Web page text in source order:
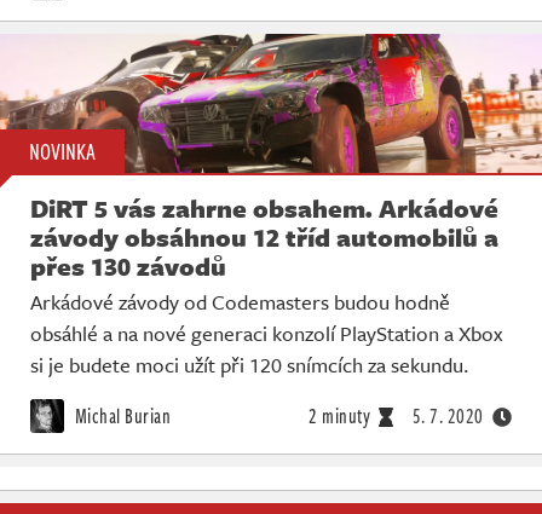
NOVINKA
DiRT 5 vás zahrne obsahem. Arkádové
závody obsáhnou 12 tříd automobilů a
přes 130 závodů
Arkádové závody od Codemasters budou hodně
obsáhlé a na nové generaci konzolí PlayStation a Xbox
si je budete moci užít při 120 snímcích za sekundu.
Michal Burian 2 minuty 5. 7. 2020